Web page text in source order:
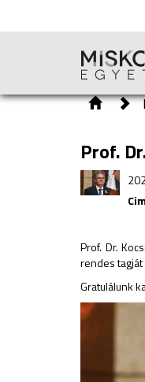
Prof.
Prof. Dr.
rendes
Gratulálunk